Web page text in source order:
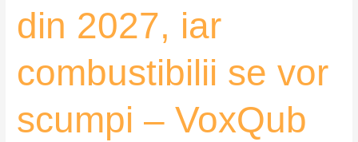
din 2027, iar
combustibilii se vor
scumpi – VoxQub